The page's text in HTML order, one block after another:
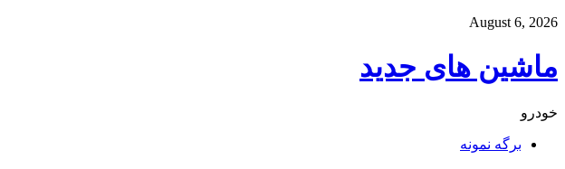
August 6, 2026
ماشین های جدید
خودرو
برگه نمونه